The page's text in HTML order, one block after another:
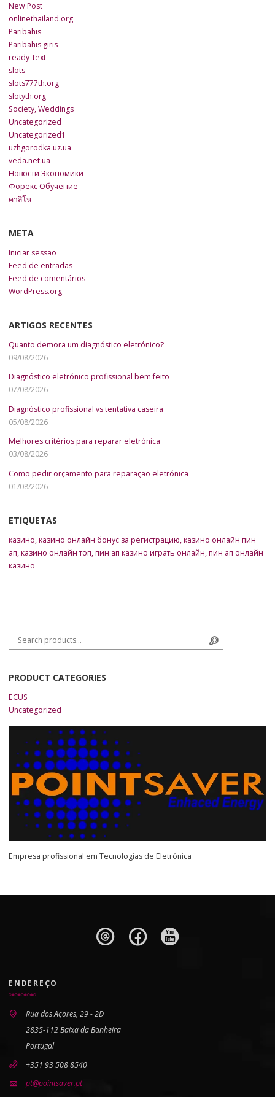
New Post
onlinethailand.org
Paribahis
Paribahis giris
ready_text
slots
slots777th.org
slotyth.org
Society, Weddings
Uncategorized
Uncategorized1
uzhgorodka.uz.ua
veda.net.ua
Новости Экономики
Форекс Обучение
คาสิโน
META
Iniciar sessão
Feed de entradas
Feed de comentários
WordPress.org
ARTIGOS RECENTES
Quanto demora um diagnóstico eletrónico?
09/08/2026
Diagnóstico eletrónico profissional bem feito
07/08/2026
Diagnóstico profissional vs tentativa caseira
05/08/2026
Melhores critérios para reparar eletrónica
03/08/2026
Como pedir orçamento para reparação eletrónica
01/08/2026
ETIQUETAS
казино,казино онлайн бонус за регистрацию,казино онлайн пин
ап,казино онлайн топ,пин ап казино играть онлайн,пин ап онлайн
казино
Search for:
PRODUCT CATEGORIES
ECUS
Uncategorized
Empresa profissional em Tecnologias de Eletrónica
ENDEREÇO
Rua dos Açores, 29 - 2D
2835-112 Baixa da Banheira
Portugal
+351 93 508 8540
pt@pointsaver.pt